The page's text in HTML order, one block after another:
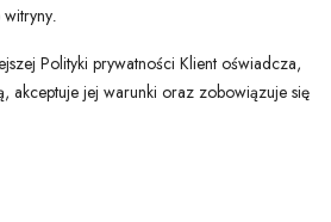
.
Polityki prywatności Klient oświadcza,
akceptuje jej warunki oraz zobowiązuje się